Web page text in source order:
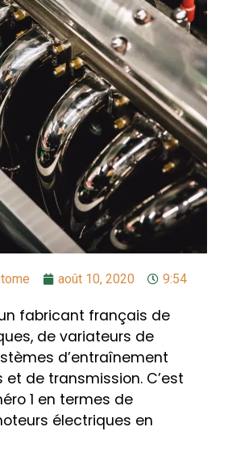
août 10, 2020 9:54
fabricant français de
de variateurs de
d’entraînement
de transmission. C’est
1 en termes de
électriques en